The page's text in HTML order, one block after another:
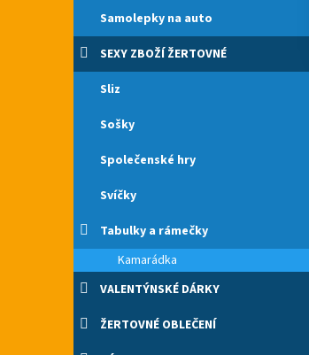
Samolepky na auto
SEXY ZBOŽÍ ŽERTOVNÉ
Sliz
Sošky
Společenské hry
Svíčky
Tabulky a rámečky
Kamarádka
VALENTÝNSKÉ DÁRKY
ŽERTOVNÉ OBLEČENÍ